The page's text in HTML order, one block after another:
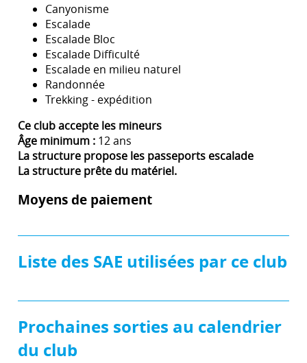
Canyonisme
Escalade
Escalade Bloc
Escalade Difficulté
Escalade en milieu naturel
Randonnée
Trekking - expédition
Ce club accepte les mineurs
Âge minimum : 12 ans
La structure propose les passeports escalade
La structure prête du matériel.
Moyens de paiement
Liste des SAE utilisées par ce club
Prochaines sorties au calendrier
du club